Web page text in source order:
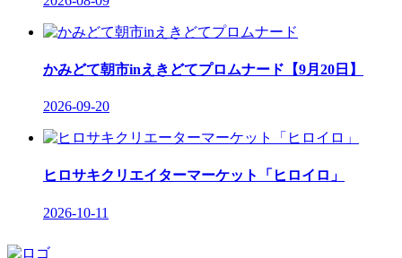
かみどて朝市inえきどてプロムナード【9月20日】
2026-09-20
ヒロサキクリエイターマーケット「ヒロイロ」
2026-10-11